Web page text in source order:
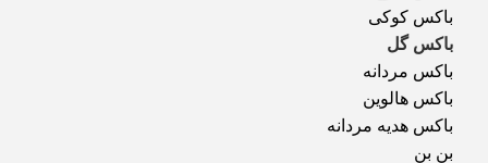
باکس کوکی
باکس گل
باکس مردانه
باکس هالوین
باکس هدیه مردانه
بن بن